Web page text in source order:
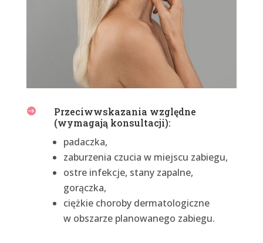

Przeciwwskazania względne
(wymagają konsultacji):
padaczka,
zaburzenia czucia w miejscu zabiegu,
ostre infekcje, stany zapalne,
gorączka,
ciężkie choroby dermatologiczne
w obszarze planowanego zabiegu.